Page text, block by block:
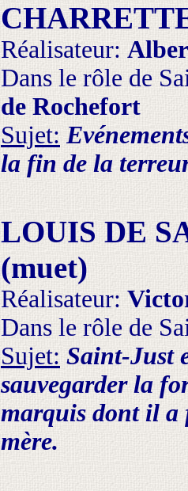
Réalisateur:
Dans le rôle de
de Rochefort
Sujet:
la fin de la
LOUIS DE
(muet)
Réalisateur:
Dans le rôle de
Sujet: Saint-Just
sauvegarder la
marquis dont il a
mère.